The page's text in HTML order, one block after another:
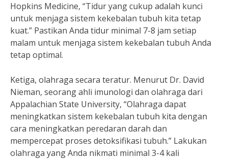
Hopkins Medicine, “Tidur yang cukup adalah kunci
untuk menjaga sistem kekebalan tubuh kita tetap
kuat.” Pastikan Anda tidur minimal 7-8 jam setiap
malam untuk menjaga sistem kekebalan tubuh Anda
tetap optimal.
Ketiga, olahraga secara teratur. Menurut Dr. David
Nieman, seorang ahli imunologi dan olahraga dari
Appalachian State University, “Olahraga dapat
meningkatkan sistem kekebalan tubuh kita dengan
cara meningkatkan peredaran darah dan
mempercepat proses detoksifikasi tubuh.” Lakukan
olahraga yang Anda nikmati minimal 3-4 kali